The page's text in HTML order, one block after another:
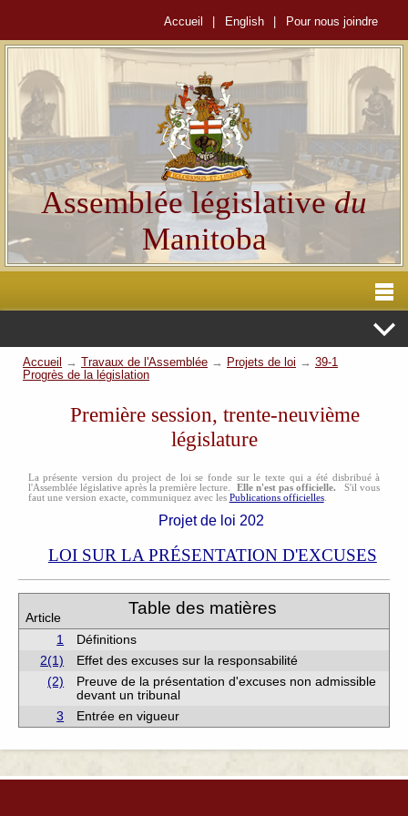
Accueil English Pour nous joindre
Assemblée législativedu
Manitoba
Accueil → Travaux de l'Assemblée → Projets de loi → 39-1
Progrès de la législation
Première session, trente-neuvième
législature
La présente version du project de loi se fonde sur le texte qui a été disbribué à
l'Assemblée législative après la première lecture. Elle n'est pas officielle. S'il vous
faut une version exacte, communiquez avec les Publications officielles.
Projet de loi 202
LOI SUR LA PRÉSENTATION D'EXCUSES
Article
Table des matières
1
Définitions
2(1)
Effet des excuses sur la responsabilité
(2)
Preuve de la présentation d'excuses non admissible
devant un tribunal
3
Entrée en vigueur